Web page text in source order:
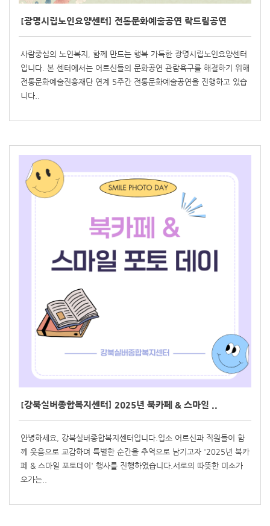
[광명시립노인요양센터] 전통문화예술공연 락드림공연
사람중심의 노인복지, 함께 만드는 행복 가득한 광명시립노인요양센터
입니다. 본 센터에서는 어르신들의 문화공연 관람욕구를 해결하기 위해
전통문화예술진흥재단 연계 5주간 전통문화예술공연을 진행하고 있습
니다..
[강북실버종합복지센터] 2025년 북카페 & 스마일 ..
안녕하세요, 강북실버종합복지센터입니다.입소 어르신과 직원들이 함
께 웃음으로 교감하며 특별한 순간을 추억으로 남기고자 '2025년 북카
페 & 스마일 포토데이' 행사를 진행하였습니다.서로의 따뜻한 미소가
오가는..